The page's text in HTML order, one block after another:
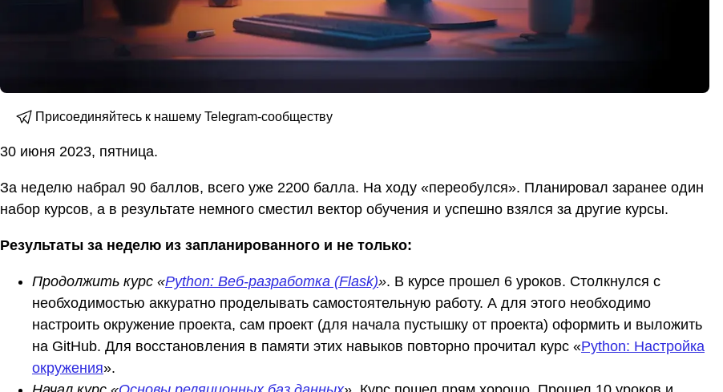
Присоединяйтесь к нашему Telegram-сообществу
30 июня 2023, пятница.
За неделю набрал 90 баллов, всего уже 2200 балла. На ходу «переобулся». Планировал заранее один
набор курсов, а в результате немного сместил вектор обучения и успешно взялся за другие курсы.
Результаты за неделю из запланированного и не только:
Продолжить курс «Python: Веб-разработка (Flask)». В курсе прошел 6 уроков. Столкнулся с
необходимостью аккуратно проделывать самостоятельную работу. А для этого необходимо
настроить окружение проекта, сам проект (для начала пустышку от проекта) оформить и выложить
на GitHub. Для восстановления в памяти этих навыков повторно прочитал курс «Python: Настройка
окружения».